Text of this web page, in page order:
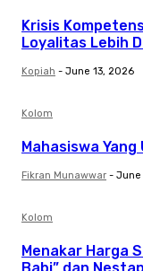
Krisis
Loyalitas Lebih
Kopiah - June 13, 2026
Kolom
Mahasiswa
Fikran Munawwar - June
Kolom
Menakar Harga